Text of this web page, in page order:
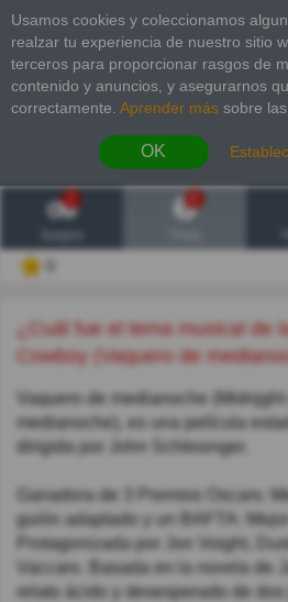
Usamos cookies y coleccionamos
realzar tu experiencia de nuestro sitio
terceros para proporcionar rasgos de
contenido y anuncios, y asegurarnos
correctamente. Aprender más sobre
OK
2
¿Cuál fue el tema musical de la película Midnight
Cowboy (Vaquero de
Vaquero de medianoche
medianoche), es una película
dirigida por John Schlesinger.
Ganadora de 3 Premios Oscars:
guión adaptado y un BAFTA:
Protagonizada por Jon Voight,
Vaccaro. Basada en la novela de
relato ácido y desesperado de